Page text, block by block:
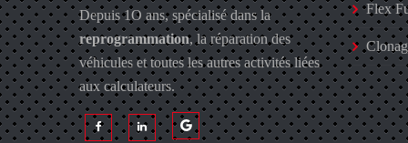
Depuis 1O ans, spécialisé dans la
reprogrammation, la réparation des
véhicules et toutes les autres activités liées
aux calculateurs.
Flex